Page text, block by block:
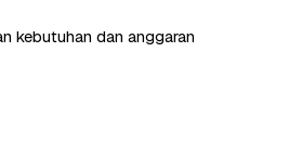
kebutuhan dan anggaran